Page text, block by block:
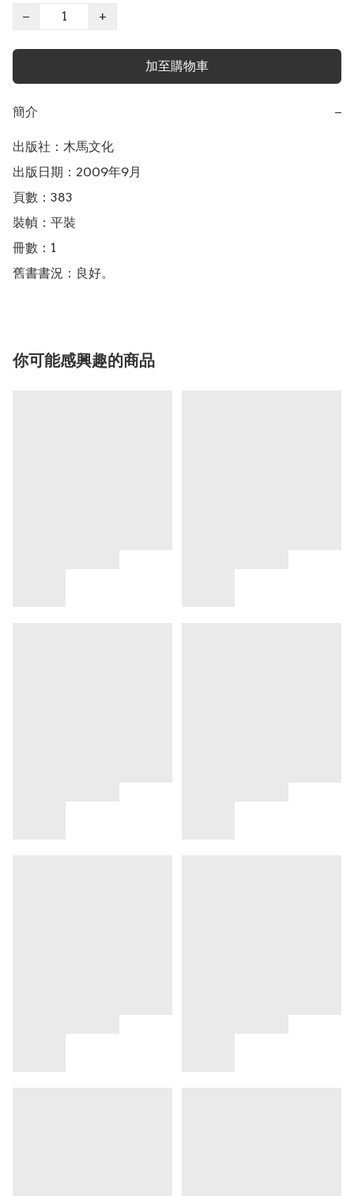
−
+
加至購物車
簡介 −
出版社：木馬文化
出版日期：2009年9月
頁數：383
裝幀：平裝
冊數：1
舊書書況：良好。
你可能感興趣的商品